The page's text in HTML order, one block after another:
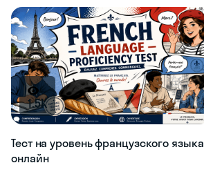
1.5K
Тест на уровень французского языка
онлайн